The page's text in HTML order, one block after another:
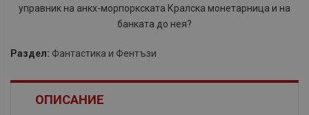
управник на анкх-морпоркската Кралска монетарница и на
банката до нея?
Раздел: Фантастика и Фентъзи
ОПИСАНИЕ